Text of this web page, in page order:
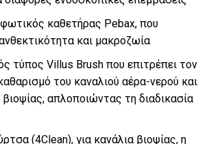
καθετήρας Pebax, που
και μακροζωία
τύπος Villus Brush που επιτρέπει τον
του καναλιού αέρα-νερού και
βιοψίας, απλοποιώντας τη διαδικασία
(4Clean), για κανάλια βιοψίας, η